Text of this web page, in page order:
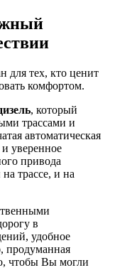
для тех, кто ценит
комфортом.
, который
трассами и
автоматическая
и уверенное
привода
трассе, и на
в
удобное
продуманная
чтобы Вы могли